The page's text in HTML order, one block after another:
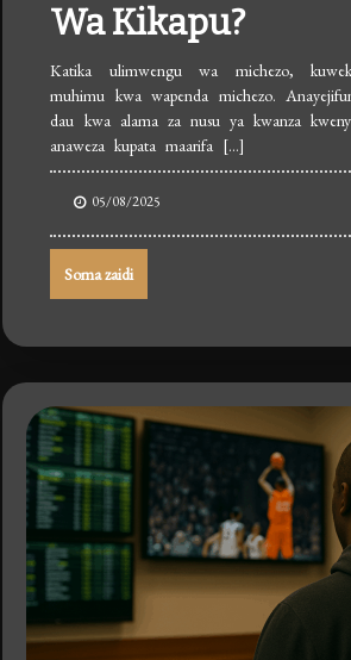
Wa Kikapu?
Katika ulimwengu wa michezo,
muhimu kwa wapenda michezo.
dau kwa alama za nusu ya kwanza
anaweza kupata maarifa […]
05/08/2025
Soma zaidi